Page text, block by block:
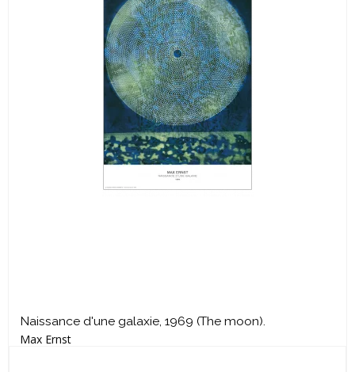
Naissance d'une galaxie, 1969 (The moon).
Max Ernst